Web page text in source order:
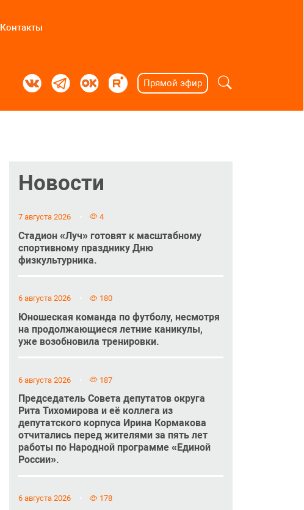
Контакты
Прямой эфир
Новости
7 августа 2026 4
Стадион «Луч» готовят к масштабному
спортивному празднику Дню
физкультурника.
6 августа 2026 180
Юношеская команда по футболу, несмотря
на продолжающиеся летние каникулы,
уже возобновила тренировки.
6 августа 2026 187
Председатель Совета депутатов округа
Рита Тихомирова и её коллега из
депутатского корпуса Ирина Кормакова
отчитались перед жителями за пять лет
работы по Народной программе «Единой
России».
6 августа 2026 178